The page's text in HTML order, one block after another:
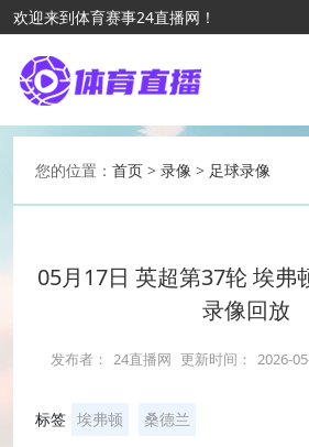
欢迎来到体育赛事24直播网！
您的位置： 首页 > 录像 > 足球录像
05月17日 英超第37轮 埃弗
录像回放
发布者： 24直播网 更新时间： 2026-
标签 埃弗顿 桑德兰